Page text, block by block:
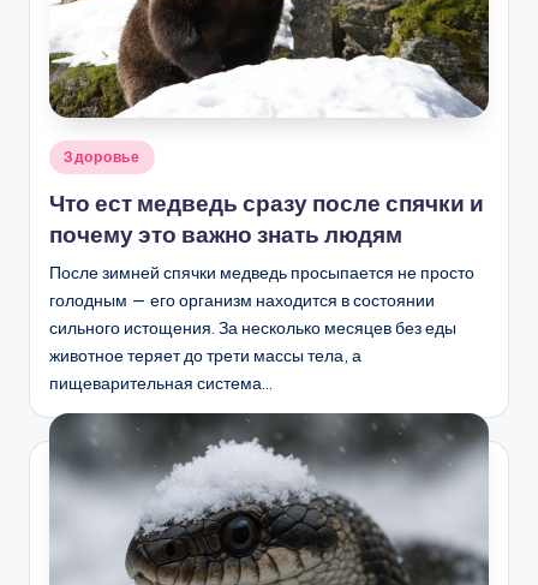
Опубликовано
Здоровье
Что ест медведь сразу после спячки и
почему это важно знать людям
После зимней спячки медведь просыпается не просто
голодным — его организм находится в состоянии
сильного истощения. За несколько месяцев без еды
животное теряет до трети массы тела, а
пищеварительная система…